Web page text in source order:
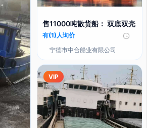
售11000吨散货船： 双底双壳
有(1)人询价
宁德市中合船业有限公司
VIP